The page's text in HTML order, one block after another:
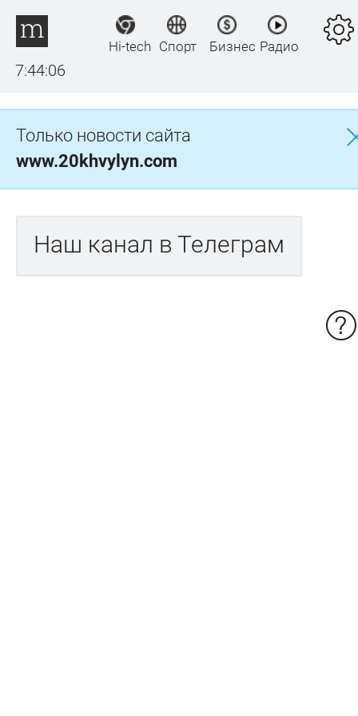
7:44:06
Hi-tech Спорт Бизнес Радио
Только новости сайта
www.20khvylyn.com
Наш канал в Телеграм